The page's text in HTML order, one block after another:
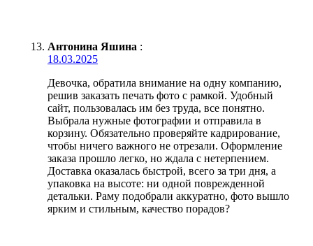
Антонина Яшина :
18.03.2025
Девочка, обратила внимание на одну компанию,
решив заказать печать фото с рамкой. Удобный
сайт, пользовалась им без труда, все понятно.
Выбрала нужные фотографии и отправила в
корзину. Обязательно проверяйте кадрирование,
чтобы ничего важного не отрезали. Оформление
заказа прошло легко, но ждала с нетерпением.
Доставка оказалась быстрой, всего за три дня, а
упаковка на высоте: ни одной поврежденной
детальки. Раму подобрали аккуратно, фото вышло
ярким и стильным, качество порадов?